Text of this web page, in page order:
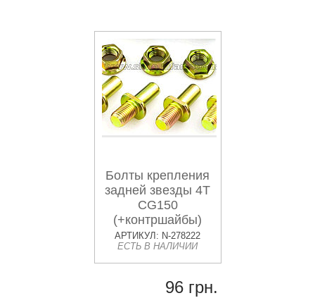
Болты крепления
задней звезды 4T
CG150
(+контршайбы)
АРТИКУЛ: N-278222
ЕСТЬ В НАЛИЧИИ
96 грн.